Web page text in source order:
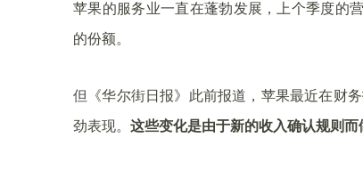
苹果的服务业一直在蓬勃发展，上个季度的
的份额。
但《华尔街日报》此前报道，苹果最近在财
劲表现。 这些变化是由于新的收入确认规则而